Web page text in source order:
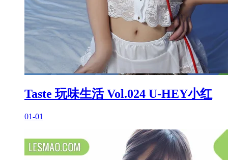
Taste 玩味生活 Vol.024 U-HEY小红
01-01